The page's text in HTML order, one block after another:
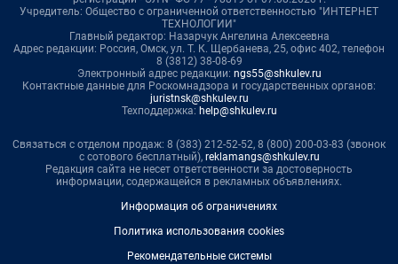
Учредитель: Общество с ограниченной ответственностью "ИНТЕРНЕТ
ТЕХНОЛОГИИ"
Главный редактор: Назарчук Ангелина Алексеевна
Адрес редакции: Россия, Омск, ул. Т. К. Щербанева, 25, офис 402, телефон
8 (3812) 38-08-69
Электронный адрес редакции: ngs55@shkulev.ru
Контактные данные для Роскомнадзора и государственных органов:
juristnsk@shkulev.ru
Техподдержка: help@shkulev.ru
Связаться с отделом продаж: 8 (383) 212-52-52, 8 (800) 200-03-83 (звонок
с сотового бесплатный), reklamangs@shkulev.ru
Редакция сайта не несет ответственности за достоверность
информации, содержащейся в рекламных объявлениях.
Информация об ограничениях
Политика использования cookies
Рекомендательные системы